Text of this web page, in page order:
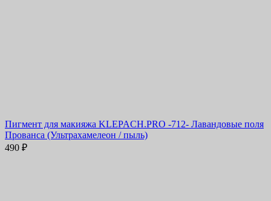
Пигмент для макияжа KLEPACH.PRO -712- Лавандовые поля
Прованса (Ультрахамелеон / пыль)
490 ₽